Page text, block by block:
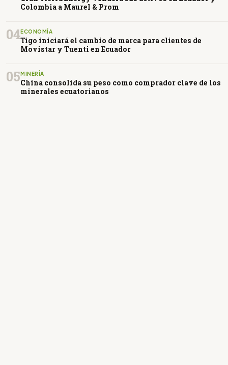
Colombia a Maurel & Prom
04ECONOMÍA
Tigo iniciará el cambio de marca para clientes de
Movistar y Tuenti en Ecuador
05MINERÍA
China consolida su peso como comprador clave de los
minerales ecuatorianos